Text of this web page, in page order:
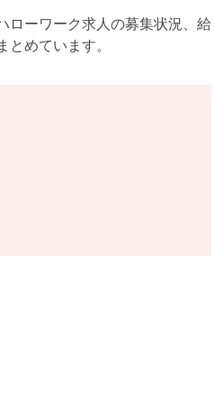
ローワーク求人の募集状況、給
めています。